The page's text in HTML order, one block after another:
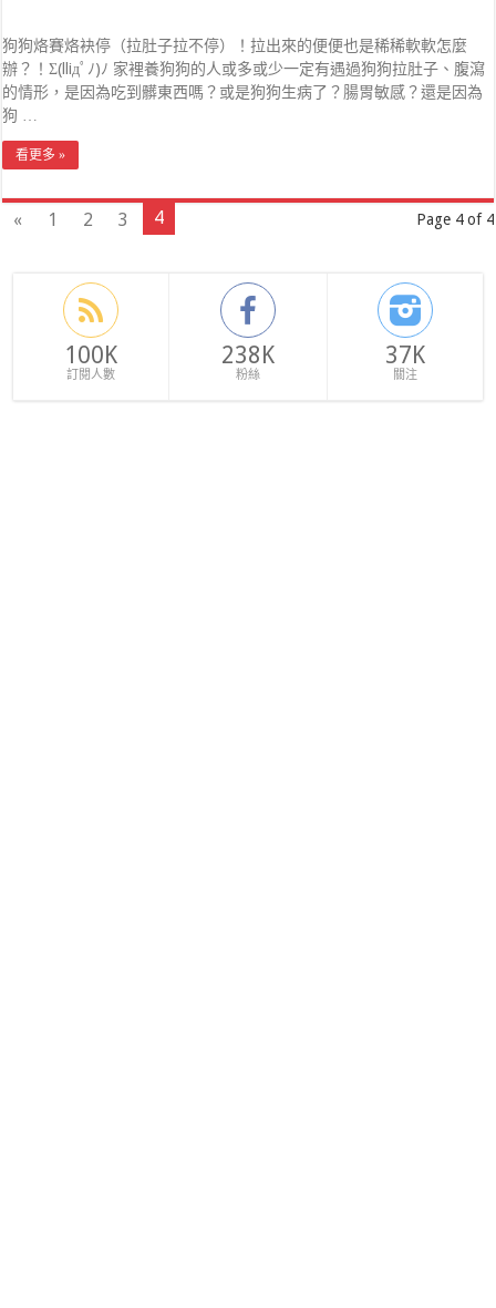
狗狗烙賽烙袂停（拉肚子拉不停）！拉出來的便便也是稀稀軟軟怎麼
辦？！Σ(lliдﾟﾉ)ﾉ 家裡養狗狗的人或多或少一定有遇過狗狗拉肚子、腹瀉
的情形，是因為吃到髒東西嗎？或是狗狗生病了？腸胃敏感？還是因為
狗 …
看更多 »
Page 4 of 4
« 1 2 3 4
100K
訂閱人數
238K
粉絲
37K
關注